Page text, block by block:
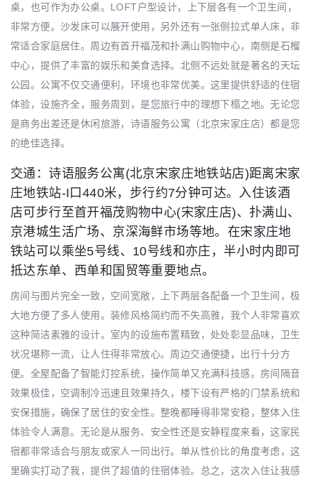
桌，也可作为办公桌。LOFT户型设计，上下层各有一个卫生间，
非常方便。沙发床可以展开使用，另外还有一张侧拉式单人床，非
常适合家庭居住。周边有首开福茂和扑满山购物中心，南侧是石榴
中心，提供了丰富的娱乐和美食选择。北侧不远处就是著名的天坛
公园。公寓不仅交通便利，环境也非常优美。这里提供舒适的住宿
体验，设施齐全，服务周到，是您旅行中的理想下榻之地。无论您
是商务出差还是休闲旅游，诗语服务公寓（北京宋家庄店）都是您
的绝佳选择。
交通：诗语服务公寓(北京宋家庄地铁站店)距离宋家
庄地铁站-I口440米，步行约7分钟可达。入住该酒
店可步行至首开福茂购物中心(宋家庄店)、扑满山、
京港城生活广场、京深海鲜市场等地。在宋家庄地
铁站可以乘坐5号线、10号线和亦庄，半小时内即可
抵达东单、西单和国贸等重要地点。
房间与图片完全一致，空间宽敞，上下两层各配备一个卫生间，极
大地方便了多人使用。装修风格简约而不失高雅，我个人非常喜欢
这种简洁素雅的设计。室内的设施布置精致，处处彰显品味，卫生
状况堪称一流，让人住得非常放心。周边交通便捷，出行十分方
便。全屋配备了智能灯控系统，操作简单又充满科技感。房间隔音
效果极佳，空调制冷迅速且效果持久，楼下设有严格的门禁系统和
安保措施，确保了居住的安全性。整晚都睡得非常安稳，整体入住
体验令人满意。无论是从服务、安全性还是安静程度来看，这家民
宿都非常适合与朋友或家人一同出行。单从性价比的角度考虑，这
里确实打动了我，提供了超值的住宿体验。总之，这次入住让我感